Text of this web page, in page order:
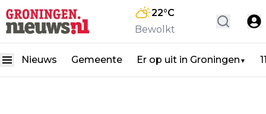
22°C
Bewolkt
Nieuws Gemeente Er op uit in Groningen ▼